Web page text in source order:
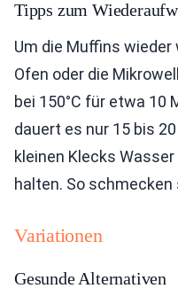
Tipps zum
Um die Muffins
Ofen oder die
bei 150°C für etwa 10
dauert es nur 15 bis
kleinen Klecks
halten. So
Variationen
Gesunde Alternativen